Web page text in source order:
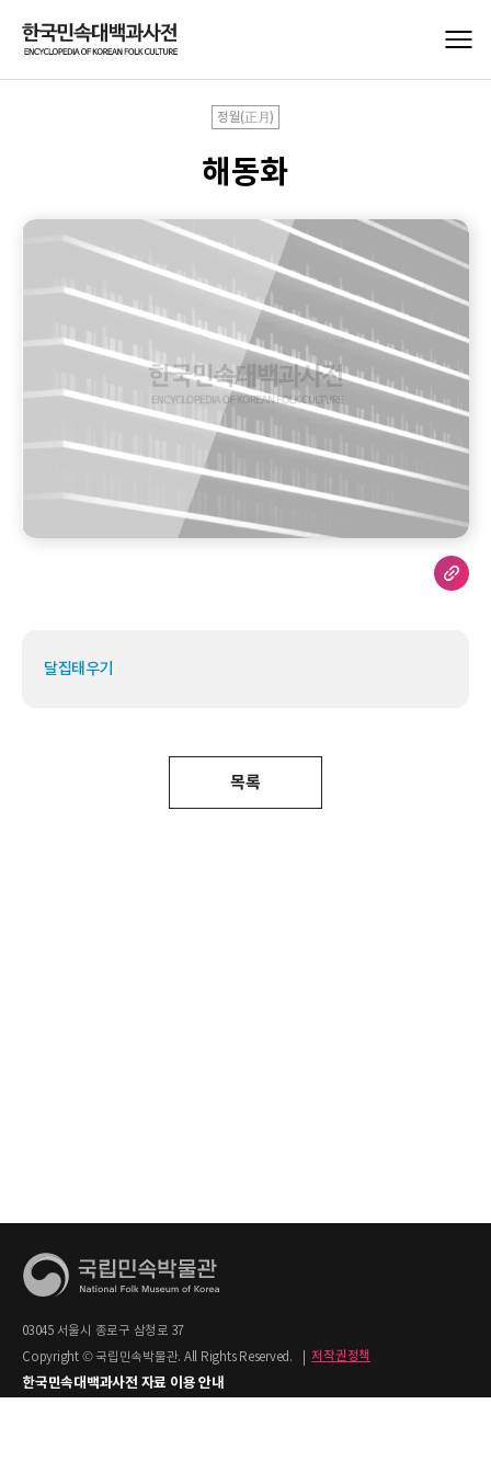
정월(正月)
해동화
달집태우기
목록
03045 서울시 종로구 삼청로 37
Copyright © 국립민속박물관. All Rights Reserved.
저작권정책
한국민속대백과사전 자료 이용 안내